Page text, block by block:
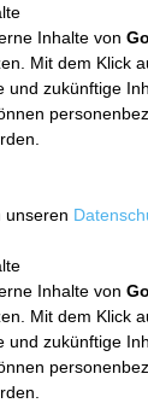
Inhalte von
Mit dem Klick
und zukünftige
unseren
Inhalte von
Mit dem Klick
und zukünftige